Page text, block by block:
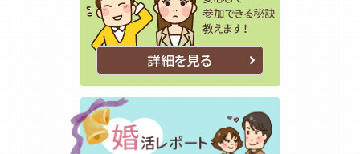
詳細を見る